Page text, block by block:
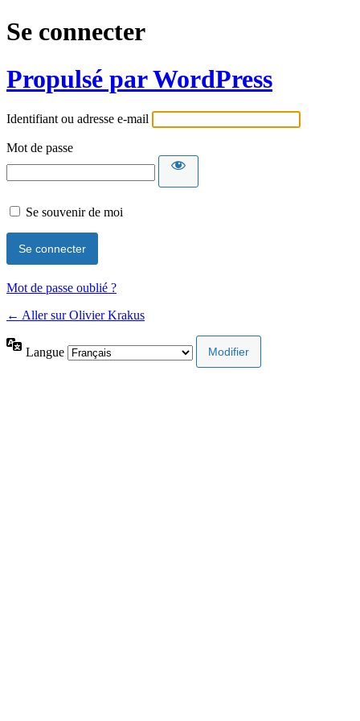
Se connecter
Propulsé par WordPress
Identifiant ou adresse e-mail
Mot de passe
Se souvenir de moi
Alternative:
Mot de passe oublié ?
← Aller sur Olivier Krakus
Langue